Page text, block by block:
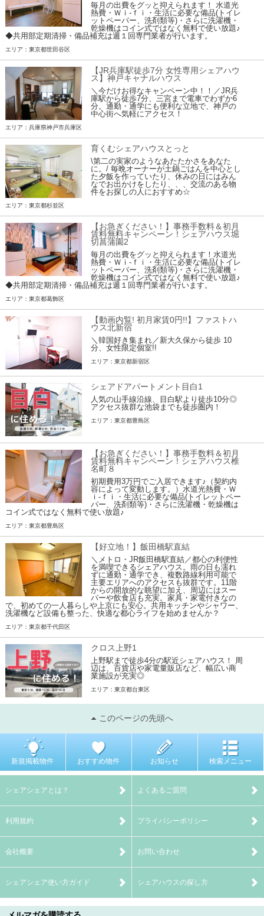
毎月の出費をグッと抑えられます！ 水道光
熱費・Ｗｉ-ｆｉ・生活に必要な備品(トイレ
ットペーパー、洗剤類等)・さらに洗濯機・
乾燥機はコイン式ではなく無料で使い放題♪
◆共用部定期清掃・備品補充は週１回専門業者が行います。
エリア：東京都世田谷区
【JR兵庫駅徒歩7分 女性専用シェアハウ
ス】神戸キャナルハウス
＼今だけお得なキャンペーン中！！／JR兵
庫駅から徒歩7分、三宮まで電車でわずか6
分。通勤・通学にも便利な立地で、神戸の
中心街へ気軽にアクセス！
エリア：兵庫県神戸市兵庫区
育くむシェアハウスとっと
\第二の実家のようなあたたかさをあなた
に。/ 毎晩オーナーが土鍋ごはんを中心とし
た夕飯を作っていたり、休みの日にはみん
なでお出かけをしたり、、、交流のある物
件をお探しの人におすすめ☆
エリア：東京都杉並区
【お急ぎください！】事務手数料＆初月
賃料無料キャンペーン！シェアハウス堀
切菖蒲園2
毎月の出費をグッと抑えられます！水道光
熱費・Ｗｉ-ｆｉ・生活に必要な備品(トイレ
ットペーパー、洗剤類等)・さらに洗濯機・
乾燥機はコイン式ではなく無料で使い放題♪
◆共用部定期清掃・備品補充は週１回専門業者が行います。
エリア：東京都葛飾区
【動画内覧! 初月家賃0円!!】ファストハ
ウス北新宿
＼韓国好き集まれ／新大久保から徒歩 10
分、女性限定個室!!
エリア：東京都新宿区
シェアドアパートメント目白1
人気の山手線沿線、目白駅より徒歩10分◎
アクセス抜群な池袋までも徒歩圏内！
エリア：東京都豊島区
【お急ぎください！】事務手数料＆初月
賃料無料キャンペーン！シェアハウス椎
名町８
初期費用3万円でご入居できます♪（契約内
容によって変動します。）水道光熱費・Ｗ
ｉ-ｆｉ・生活に必要な備品(トイレットペー
パー、洗剤類等)・さらに洗濯機・乾燥機は
コイン式ではなく無料で使い放題♪
エリア：東京都豊島区
【好立地！】飯田橋駅直結
＼メトロ・JR飯田橋駅直結／都心の利便性
を満喫できるシェアハウス。雨の日も濡れ
ずに通勤・通学でき、複数路線利用可能で
主要エリアへのアクセスも抜群です。11階
からの開放的な眺望に加え、周辺にはスー
パーや飲食店も充実。家具・家電付きなの
で、初めての一人暮らしや上京にも安心。共用キッチンやシャワー、
洗濯機など設備も整った、快適な都心ライフを始めませんか？
エリア：東京都千代田区
クロス上野1
上野駅まで徒歩4分の駅近シェアハウス！ 周
辺は、百貨店や家電量販店など、幅広い商
業施設が充実◎
エリア：東京都台東区
このページの先頭へ
新規掲載物件 おすすめ物件 お知らせ 検索メニュー
シェアシェアとは？ よくあるご質問
利用規約 プライバシーポリシー
会社概要 お問い合わせ
シェアシェア使い方ガイド シェアハウスの探し方